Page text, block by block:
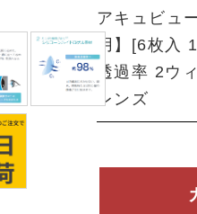
アキュビュ
用】[6枚入
透過率 2ウ
レンズ